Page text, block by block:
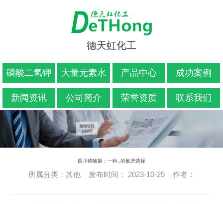
德天虹化工
磷酸二氢钾
大量元素水
溶肥料
产品中心 成功案例
新闻资讯 公司简介 荣誉资质 联系我们
四川磷酸脲：一种..的氮肥选择
所属分类：其他 发布时间： 2023-10-25 作者：